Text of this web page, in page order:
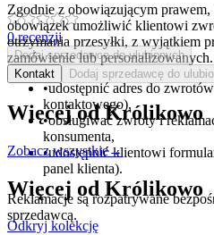
Zgodnie z obowiązującym prawem,
obowiązek umożliwić klientowi
otrzymania przesyłki, z wyjątkiem
zamówienie lub
•udostępnić adres do
kontaktowego),
•obsługiwać zwroty i
konsumenta,
•udostępnić klientowi
panel klienta).
Reklamacje są rozpatrywane
sprzedawcą.
0recenzji
Dodaj sprzedawcę do ulubionych
Kontakt
Dodaj sprzedawcę do
Więcej odKrólikowo
Zobacz wszystkie→
Więcej od Królikowo
Odkryj kolekcję